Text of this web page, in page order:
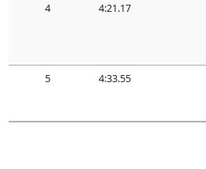
4 4:21.17
5 4:33.55